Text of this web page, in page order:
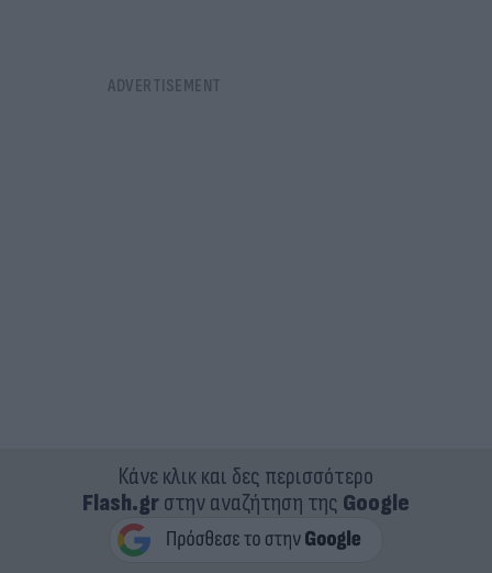
Κάνε κλικ και δες περισσότερο
Flash.grστην αναζήτηση της Google